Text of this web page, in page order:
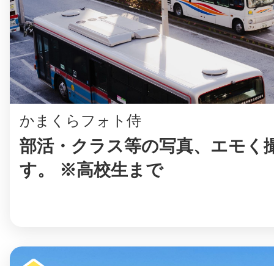
かまくらフォト侍
部活・クラス等の写真、エモく
す。 ※高校生まで
まちのコイン
お知らせ
お問い合わせ